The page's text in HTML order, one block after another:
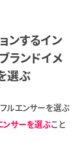
ンするイン
ランドイメ
選ぶ
ルエンサーを選ぶ
ンサーを選ぶこと